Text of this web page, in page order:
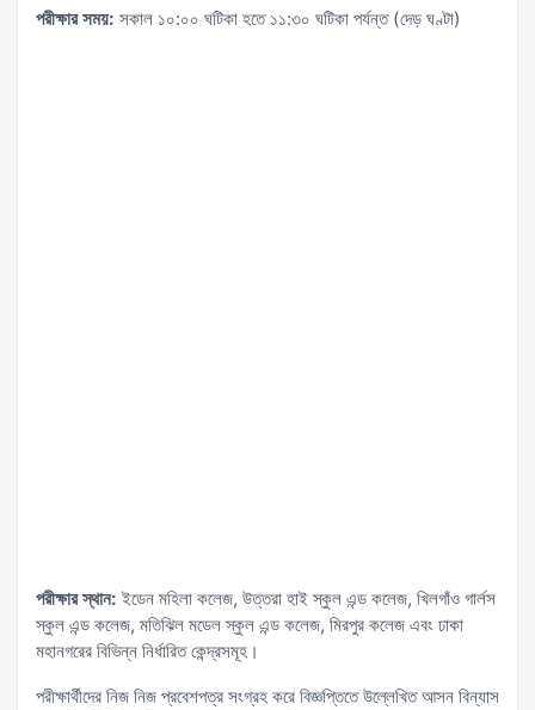
পরীক্ষার সময়: সকাল ১০:০০ ঘটিকা হতে ১১:৩০ ঘটিকা পর্যন্ত (দেড় ঘণ্টা)
পরীক্ষার স্থান: ইডেন মহিলা কলেজ, উত্তরা হাই স্কুল এন্ড কলেজ, খিলগাঁও গার্লস
স্কুল এন্ড কলেজ, মতিঝিল মডেল স্কুল এন্ড কলেজ, মিরপুর কলেজ এবং ঢাকা
মহানগরের বিভিন্ন নির্ধারিত কেন্দ্রসমূহ।
পরীক্ষার্থীদের নিজ নিজ প্রবেশপত্র সংগ্রহ করে বিজ্ঞপ্তিতে উল্লেখিত আসন বিন্যাস